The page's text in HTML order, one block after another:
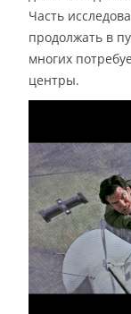
Часть
продолжать в
многих
центры.